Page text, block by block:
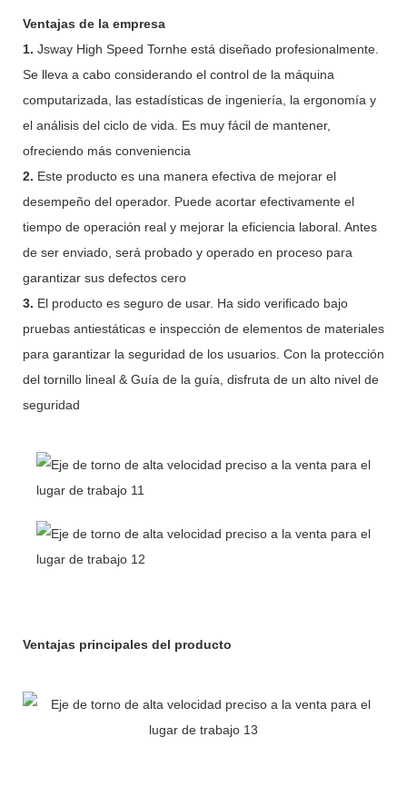
Ventajas de la empresa
1. Jsway High Speed ​​Tornhe está diseñado profesionalmente.
Se lleva a cabo considerando el control de la máquina
computarizada, las estadísticas de ingeniería, la ergonomía y
el análisis del ciclo de vida. Es muy fácil de mantener,
ofreciendo más conveniencia
2. Este producto es una manera efectiva de mejorar el
desempeño del operador. Puede acortar efectivamente el
tiempo de operación real y mejorar la eficiencia laboral. Antes
de ser enviado, será probado y operado en proceso para
garantizar sus defectos cero
3. El producto es seguro de usar. Ha sido verificado bajo
pruebas antiestáticas e inspección de elementos de materiales
para garantizar la seguridad de los usuarios. Con la protección
del tornillo lineal & Guía de la guía, disfruta de un alto nivel de
seguridad
Ventajas principales del producto